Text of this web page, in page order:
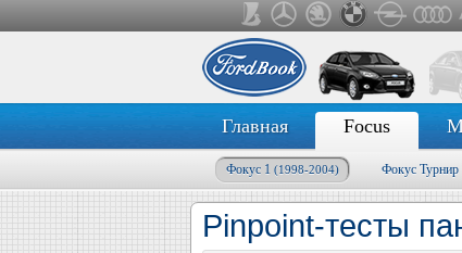
Главная Focus
Фокус 1 (1998-2004) Фокус Турнир
Pinpoint-тесты